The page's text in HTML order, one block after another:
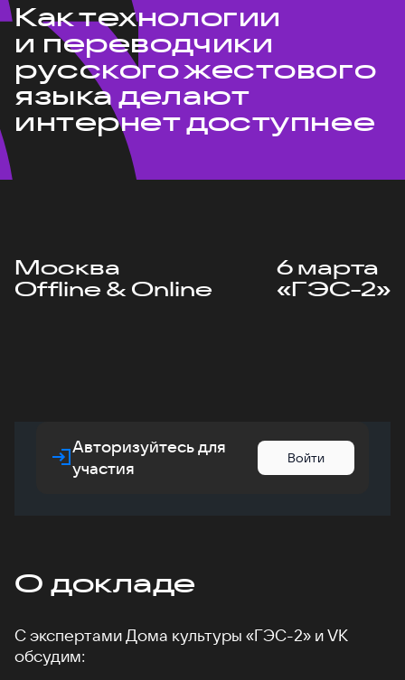
Как технологии
и переводчики
русского жестового
языка делают
интернет доступнее
Москва
Offline & Online
6 марта
«ГЭС-2»
Авторизуйтесь для
участия
Войти
О докладе
С экспертами Дома культуры «ГЭС-2» и VK
обсудим: